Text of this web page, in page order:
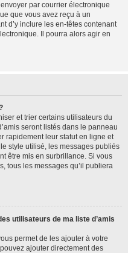
par courrier électronique
que vous avez reçu à un
d’y inclure les en-têtes contenant
Il pourra alors agir en
et trier certains utilisateurs du
seront listés dans le panneau
rapidement leur statut en ligne et
style utilisé, les messages publiés
être mis en surbrillance. Si vous
tous les messages qu’il publiera
utilisateurs de ma liste d’amis
permet de les ajouter à votre
ajouter directement des